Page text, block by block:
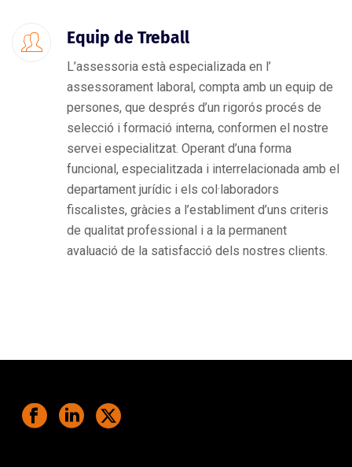
Equip de Treball
L’assessoria està especializada en l’
assessorament laboral, compta amb un equip de
persones, que després d’un rigorós procés de
selecció i formació interna, conformen el nostre
servei especialitzat. Operant d’una forma
funcional, especialitzada i interrelacionada amb el
departament jurídic i els col·laboradors
fiscalistes, gràcies a l’establiment d’uns criteris
de qualitat professional i a la permanent
avaluació de la satisfacció dels nostres clients.